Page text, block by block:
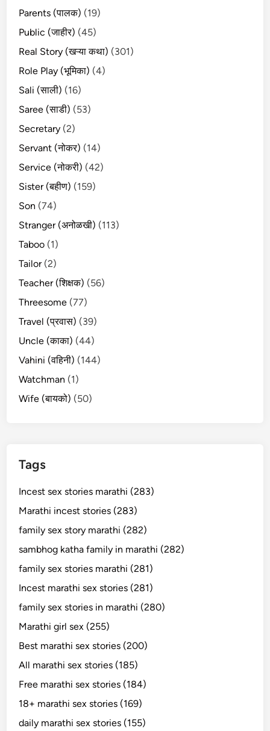
Parents (पालक) (19)
Public (जाहीर) (45)
Real Story (खऱ्या कथा) (301)
Role Play (भूमिका) (4)
Sali (साली) (16)
Saree (साडी) (53)
Secretary (2)
Servant (नोकर) (14)
Service (नोकरी) (42)
Sister (बहीण) (159)
Son (74)
Stranger (अनोळखी) (113)
Taboo (1)
Tailor(2)
Teacher (शिक्षक) (56)
Threesome (77)
Travel (प्रवास) (39)
Uncle (काका) (44)
Vahini (वहिनी) (144)
Watchman (1)
Wife (बायको) (50)
Tags
Incest sex stories marathi (283)
Marathi incest stories (283)
family sex story marathi (282)
sambhog katha family in marathi (282)
family sex stories marathi (281)
Incest marathi sex stories (281)
family sex stories in marathi (280)
Marathi girl sex (255)
Best marathi sex stories (200)
All marathi sex stories (185)
Free marathi sex stories (184)
18+ marathi sex stories (169)
daily marathi sex stories (155)